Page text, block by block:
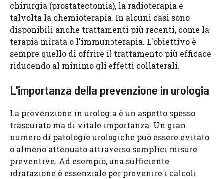
chirurgia (prostatectomia), la radioterapia e
talvolta la chemioterapia. In alcuni casi sono
disponibili anche trattamenti più recenti, come la
terapia mirata o l'immunoterapia. L'obiettivo è
sempre quello di offrire il trattamento più efficace
riducendo al minimo gli effetti collaterali.
L'importanza della prevenzione in urologia
La prevenzione in urologia è un aspetto spesso
trascurato ma di vitale importanza. Un gran
numero di patologie urologiche può essere evitato
o almeno attenuato attraverso semplici misure
preventive. Ad esempio, una sufficiente
idratazione è essenziale per prevenire i calcoli